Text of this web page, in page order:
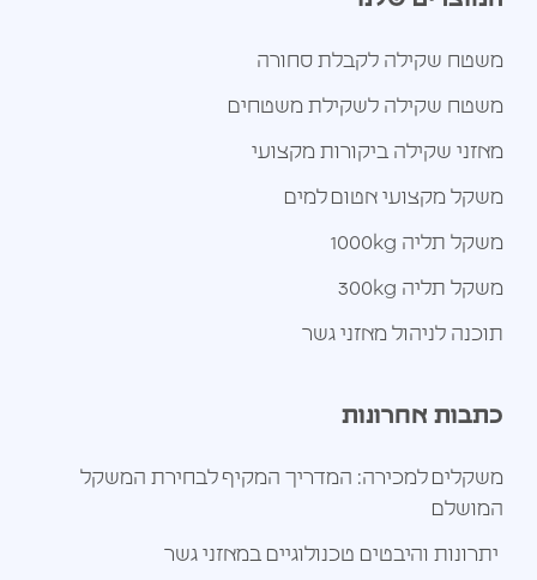
משטח שקילה לקבלת סחורה
משטח שקילה לשקילת משטחים
מאזני שקילה ביקורות מקצועי
משקל מקצועי אטום למים
משקל תליה 1000kg
משקל תליה 300kg
תוכנה לניהול מאזני גשר
כתבות אחרונות
משקלים למכירה: המדריך המקיף לבחירת המשקל
המושלם
יתרונות והיבטים טכנולוגיים במאזני גשר